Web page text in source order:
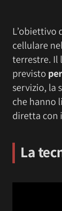
L’obiettivo
cellulare
terrestre. Il
previsto
servizio, la
che hanno
diretta con
La